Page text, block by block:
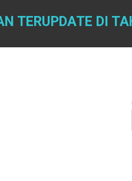
TERUPDATE DI